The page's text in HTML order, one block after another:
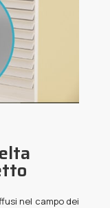
nel campo dei